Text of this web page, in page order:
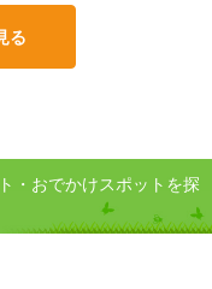
る
・おでかけスポットを探